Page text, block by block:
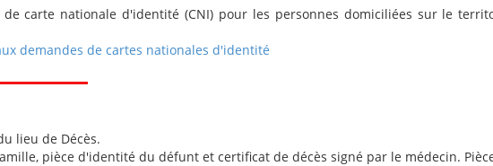
de carte nationale d'identité (CNI) pour les personnes domiciliées sur le
demandes de cartes nationales d'identité
lieu de Décès.
pièce d'identité du défunt et certificat de décès signé par le médecin.